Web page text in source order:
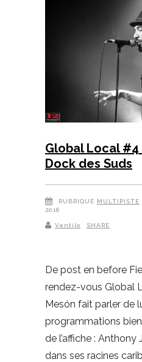
Global Local #4
Dock des Suds
RUBRIQUE MULTIPISTE
2016
Ventilo SHARE
De post en before
rendez-vous Global
Mesón fait parler de
programmations
de l’affiche : Anthony
dans ses racines